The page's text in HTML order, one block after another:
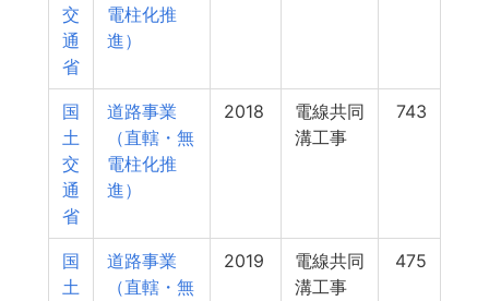
交
通
省
電柱化推
進）
国
土
交
通
省
道路事業
（直轄・無
電柱化推
進）
2018
電線共同
溝工事
743
国
土
道路事業
（直轄・無
2019
電線共同
溝工事
475